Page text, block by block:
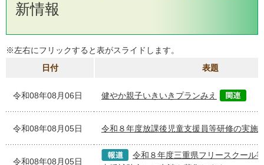
新情報
※左右にフリックすると表がスライドします。
日付
表題
令和08年08月06日 健やか親子いきいきプランみえ
令和08年08月05日 令和８年度放課後児童支援員等研修の実施
令和08年08月05日
令和８年度三重県フリースクール